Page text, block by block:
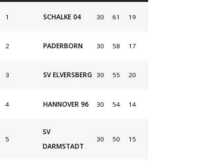
1 SCHALKE 04 30 61 19
2 PADERBORN 30 58 17
3 SV ELVERSBERG 30 55 20
4 HANNOVER 96 30 54 14
5
SV
DARMSTADT
30 50 15